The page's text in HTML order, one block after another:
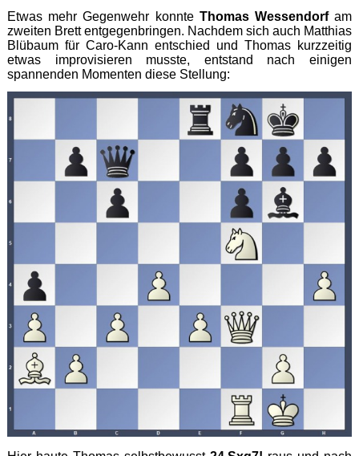
Etwas mehr Gegenwehr konnte Thomas Wessendorfam
zweiten Brett entgegenbringen. Nachdem sich auch Matthias
Blübaum für Caro-Kann entschied und Thomas kurzzeitig
etwas improvisieren musste, entstand nach einigen
spannenden Momenten diese Stellung: